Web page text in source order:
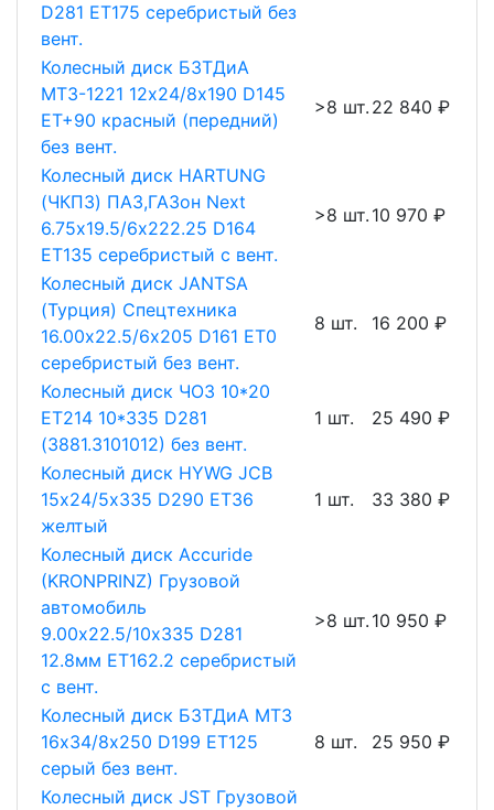
D281 ET175 серебристый без
вент.
Колесный диск БЗТДиА
МТЗ-1221 12х24/8х190 D145
ET+90 красный (передний)
без вент.
>8 шт. 22 840 ₽
Колесный диск HARTUNG
(ЧКПЗ) ПАЗ,ГАЗон Next
6.75х19.5/6х222.25 D164
ET135 серебристый с вент.
>8 шт. 10 970 ₽
Колесный диск JANTSA
(Турция) Спецтехника
16.00х22.5/6х205 D161 ET0
серебристый без вент.
8 шт. 16 200 ₽
Колесный диск ЧОЗ 10*20
ET214 10*335 D281
(3881.3101012) без вент.
1 шт. 25 490 ₽
Колесный диск HYWG JCB
15х24/5х335 D290 ET36
желтый
1 шт. 33 380 ₽
Колесный диск Accuride
(KRONPRINZ) Грузовой
автомобиль
9.00х22.5/10х335 D281
12.8мм ET162.2 серебристый
с вент.
>8 шт. 10 950 ₽
Колесный диск БЗТДиА МТЗ
16х34/8х250 D199 ET125
серый без вент.
8 шт. 25 950 ₽
Колесный диск JST Грузовой